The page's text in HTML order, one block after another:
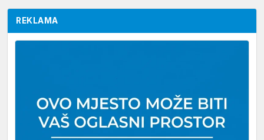
REKLAMA